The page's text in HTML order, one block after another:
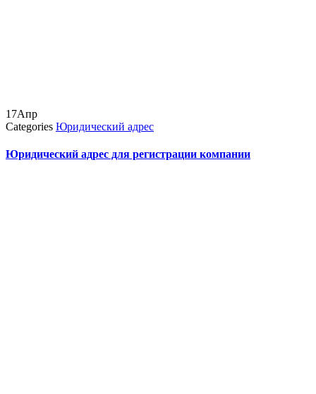
17Апр
Categories Юридический адрес
Юридический адрес для регистрации компании